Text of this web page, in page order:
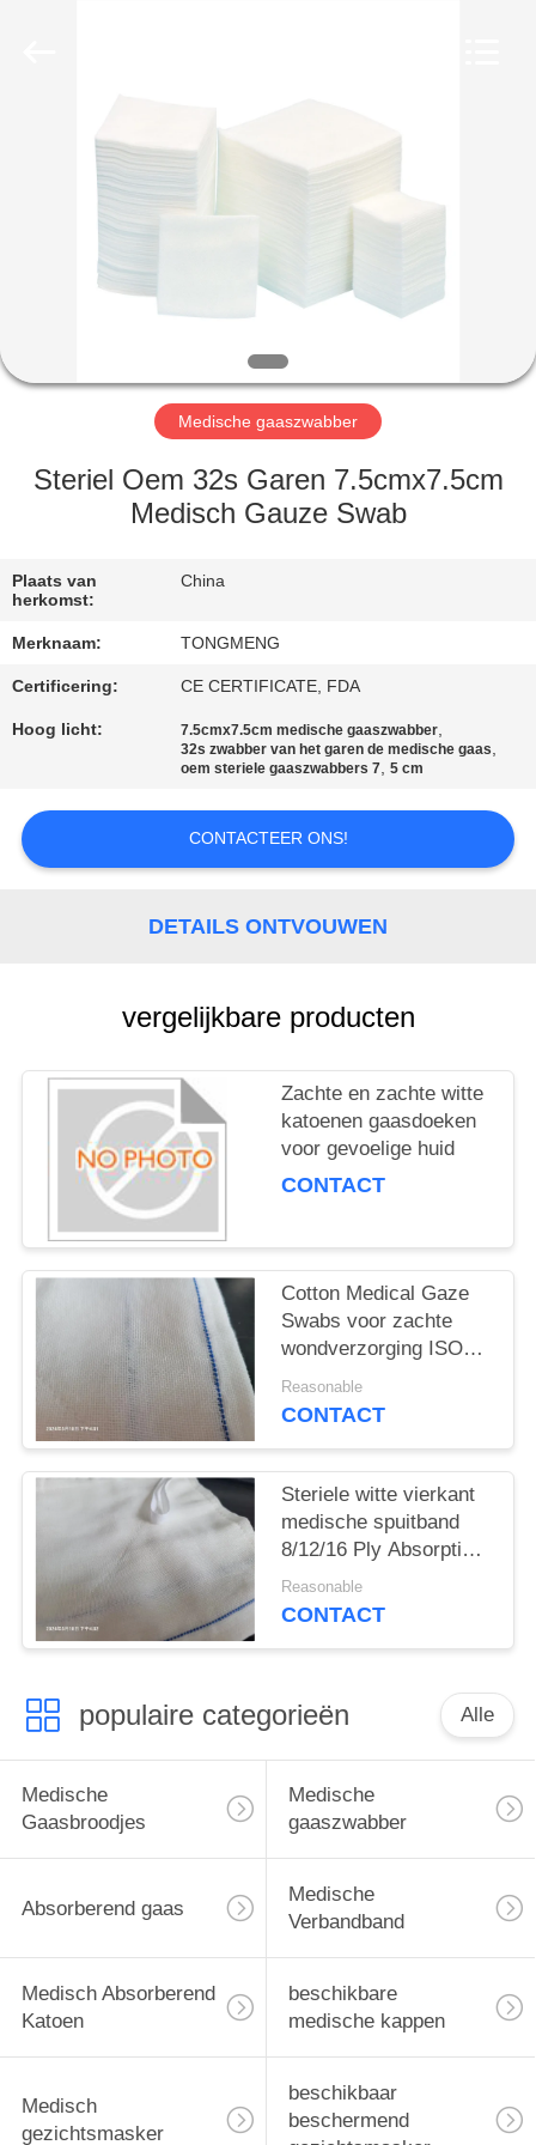
PRODUCTEN
ONGEVEER
FABRIEKSREIS
KWALITEITSCONTROLE
ONS
VERZOEK
OM
EEN
SITEMAP
Medische gaaszwabber
Steriel Oem 32s Garen 7.5cmx7.5cm
Medisch Gauze Swab
Plaats van
herkomst:
China
Merknaam: TONGMENG
Certificering: CE CERTIFICATE, FDA
Hoog licht: 7.5cmx7.5cm medische gaaszwabber,
32s zwabber van het garen de medische gaas,
oem steriele gaaszwabbers 7,5 cm
CONTACTEER ONS!
DETAILS ONTVOUWEN
vergelijkbare producten
Zachte en zachte witte
katoenen gaasdoeken
voor gevoelige huid
CONTACT
Cotton Medical Gaze
Swabs voor zachte
wondverzorging ISO
gecertificeerd
Reasonable
CONTACT
Steriele witte vierkant
medische spuitband
8/12/16 Ply Absorptie
100pcs/zak
Reasonable
CONTACT
populaire categorieën Alle
Medische
Gaasbroodjes
Medische
gaaszwabber
Absorberend gaas
Medische
Verbandband
Medisch Absorberend
Katoen
beschikbare
medische kappen
Medisch
gezichtsmasker
beschikbaar
beschermend